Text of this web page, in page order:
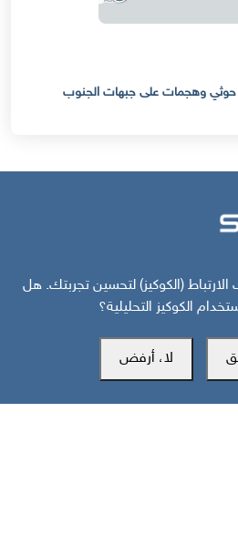
حوثي وهجمات على جبهات الجنوب
(الكوكيز) لتحسين تجربتك. هل
الكوكيز التحليلية؟
لا، أرفض